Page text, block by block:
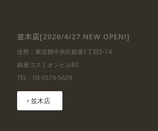
並木店[2026/4/27 NEW OPEN!]
住所：東京都中央区銀座1丁目5-14
銀座コスミオンビルB1
TEL：03-5579-5639
並木店